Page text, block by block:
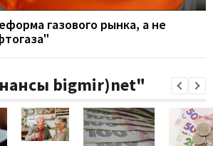
газового рынка, а не
bigmir)net"